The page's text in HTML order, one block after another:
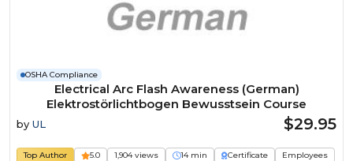
OSHA Compliance
Electrical Arc Flash Awareness (German)
Elektrostörlichtbogen Bewusstsein Course
by UL $29.95
Top Author 5.0 1,904 views 14 min Certificate Employees